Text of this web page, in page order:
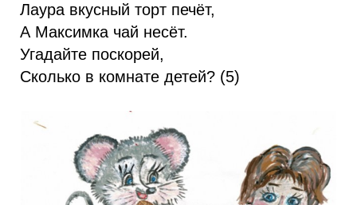
Лаура вкусный торт печёт,
А Максимка чай несёт.
Угадайте поскорей,
Сколько в комнате детей? (5)